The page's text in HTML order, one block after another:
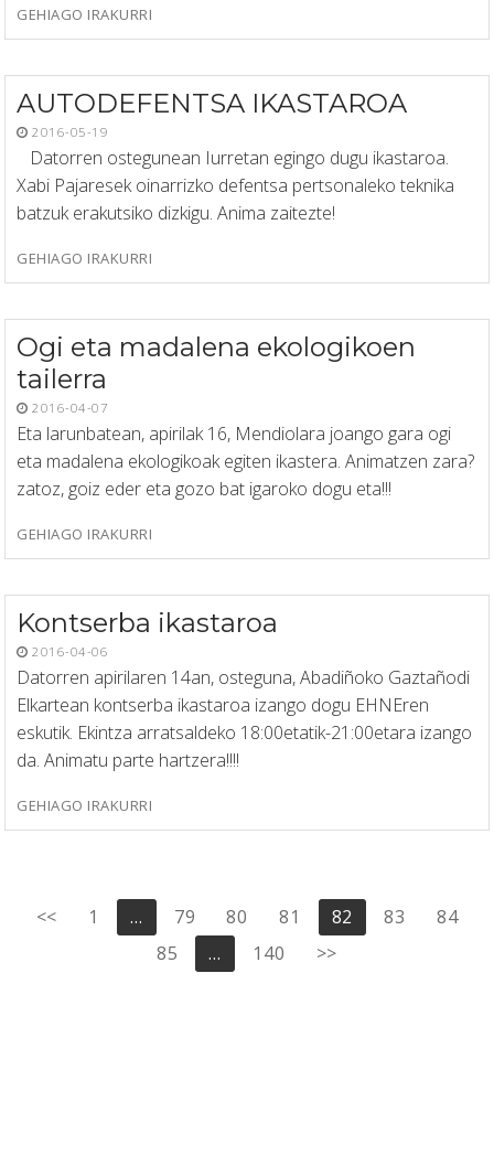
GEHIAGO IRAKURRI
AUTODEFENTSA IKASTAROA
2016-05-19
Datorren ostegunean Iurretan egingo dugu ikastaroa.
Xabi Pajaresek oinarrizko defentsa pertsonaleko teknika
batzuk erakutsiko dizkigu. Anima zaitezte!
GEHIAGO IRAKURRI
Ogi eta madalena ekologikoen
tailerra
2016-04-07
Eta larunbatean, apirilak 16, Mendiolara joango gara ogi
eta madalena ekologikoak egiten ikastera. Animatzen zara?
zatoz, goiz eder eta gozo bat igaroko dogu eta!!!
GEHIAGO IRAKURRI
Kontserba ikastaroa
2016-04-06
Datorren apirilaren 14an, osteguna, Abadiñoko Gaztañodi
Elkartean kontserba ikastaroa izango dogu EHNEren
eskutik. Ekintza arratsaldeko 18:00etatik-21:00etara izango
da. Animatu parte hartzera!!!!
GEHIAGO IRAKURRI
Posts
pagination
<< 1 … 79 80 81 82 83
84
85
… 140 >>